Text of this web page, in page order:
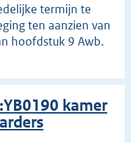
termijn te
ten aanzien van
hoofdstuk 9 Awb.
kamer